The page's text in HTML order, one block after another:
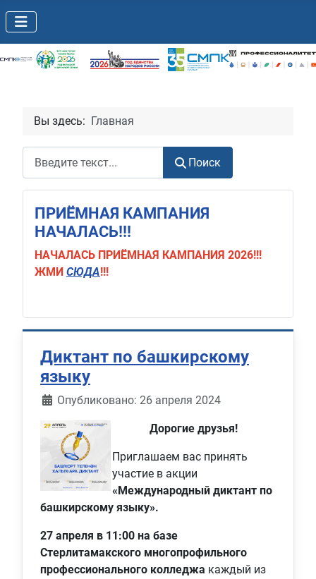
Вы здесь: Главная
Поиск
ПРИЁМНАЯ КАМПАНИЯ
НАЧАЛАСЬ!!!
НАЧАЛАСЬ ПРИЁМНАЯ КАМПАНИЯ 2026!!!
ЖМИ СЮДА!!!
Диктант по башкирскому
языку
Информация о материале
Опубликовано: 26 апреля 2024
Дорогие друзья!
Приглашаем вас принять
участие в акции
«Международный диктант по
башкирскому языку».
27 апреля в 11:00 на базе
Стерлитамакского многопрофильного
профессионального колледжа каждый из